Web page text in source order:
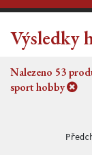
Výsledky
Nalezeno 53
sport hobby